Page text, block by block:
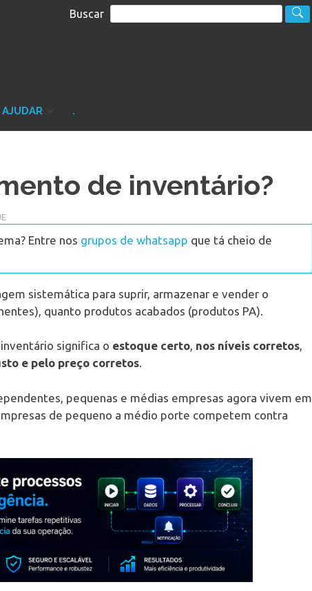
Buscar
.
de inventário?
Entre nos grupos de whatsapp que tá cheio de
sistemática para suprir, armazenar e vender o
quanto produtos acabados (produtos PA).
significa o estoque certo, nos níveis corretos,
e pelo preço corretos.
pequenas e médias empresas agora vivem em
de pequeno a médio porte competem contra